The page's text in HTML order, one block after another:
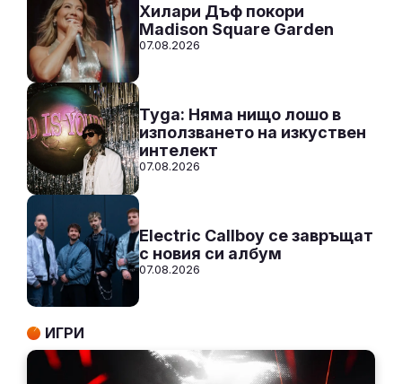
Хилари Дъф покори
Madison Square Garden
07.08.2026
Tyga: Няма нищо лошо в
използването на изкуствен
интелект
07.08.2026
Electric Callboy се завръщат
с новия си албум
07.08.2026
ИГРИ